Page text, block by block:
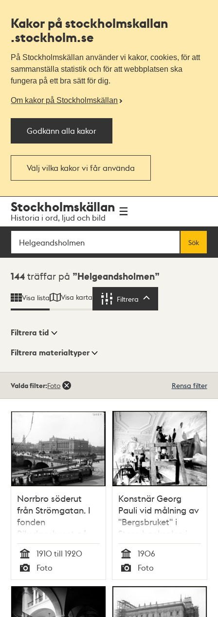
Kakor på stockholmskallan
.stockholm.se
På Stockholmskällan använder vi kakor, cookies, för att
sammanställa statistik och för att webbplatsen ska
fungera på ett bra sätt för dig.
Om kakor på Stockholmskällan
Godkänn alla kakor
Välj vilka kakor vi får använda
navigationen
huvudinnehållet
Stockholmskällan
Historia i ord, ljud och bild
Sök
Sök
Sökresultat
144 träffar på Helgeandsholmen
Visa lista Visa karta Filtrera
Visningsläge
Filtrera tid
Filtrera materialtyper
144träffar
Valda filter:Foto Rensa filter
Norrbro söderut
från Strömgatan. I
fonden
Riksdagshuset på
Helgeandsholmen
Tid
1910 till 1920
Typ
Foto
Konstnär Georg
Pauli vid målning av
"Bergsbruket" i
Stora banksalen i
Riksbanken på
Helgeandsholmen
Tid
1906
Typ
Foto